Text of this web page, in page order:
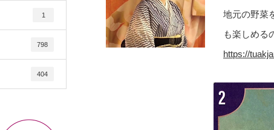
地元の野菜
も楽しめる
https://
1
798
404